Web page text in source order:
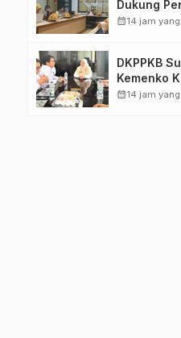
Dukung
TPB/SDGs
calendar_month14 jam
DKPPKB
Kemenko
Perkuat
calendar_month14 jam